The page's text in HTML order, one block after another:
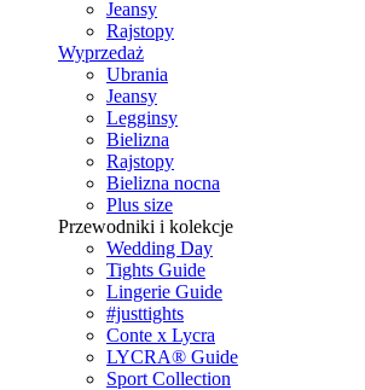
Jeansy
Rajstopy
Wyprzedaż
Ubrania
Jeansy
Legginsy
Bielizna
Rajstopy
Bielizna nocna
Plus size
Przewodniki i kolekcje
Wedding Day
Tights Guide
Lingerie Guide
#justtights
Conte x Lycra
LYCRA® Guide
Sport Сollection